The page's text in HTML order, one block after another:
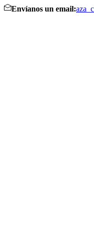
Envíanos un email: